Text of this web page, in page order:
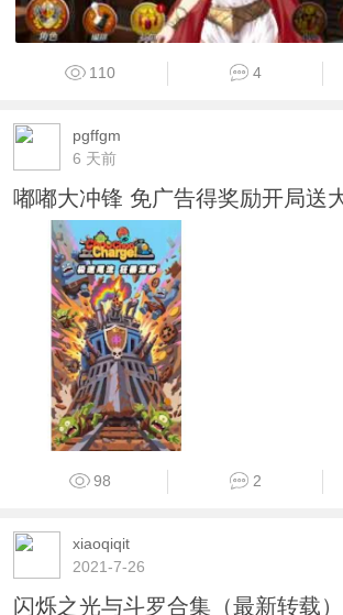
110 4
pgffgm
6 天前
嘟嘟大冲锋 免广告得奖励开局送
98 2
xiaoqiqit
2021-7-26
闪烁之光与斗罗合集（最新转载）